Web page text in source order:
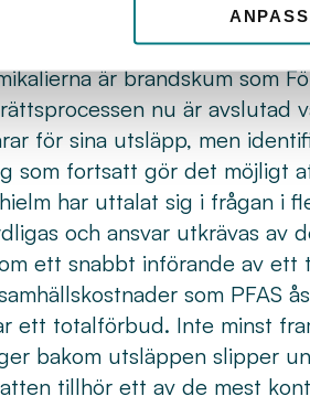
För
tillsammans med deras
är brandskum som
nu är avslutad
för sina utsläpp, men
som fortsatt gör det möjligt
har uttalat sig i frågan i
och ansvar utkrävas av
ett snabbt införande av
som PFAS
ett totalförbud. Inte minst
bakom utsläppen slipper
tillhör ett av de mest